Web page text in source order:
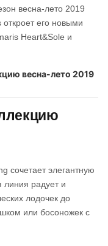
весна-лето 2019
его новыми
Heart&Sole и
сочетает элегантную
линия радует и
лодочек до
или босоножек с